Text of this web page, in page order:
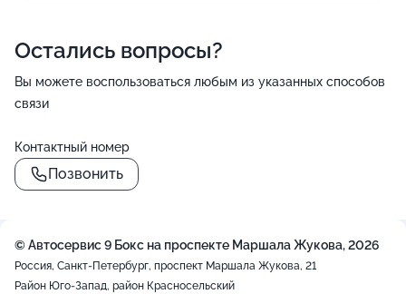
Остались вопросы?
Вы можете воспользоваться любым из указанных способов
связи
Контактный номер
Позвонить
© Автосервис 9 Бокс на проспекте Маршала Жукова, 2026
Россия, Санкт-Петербург, проспект Маршала Жукова, 21
Район Юго-Запад, район Красносельский